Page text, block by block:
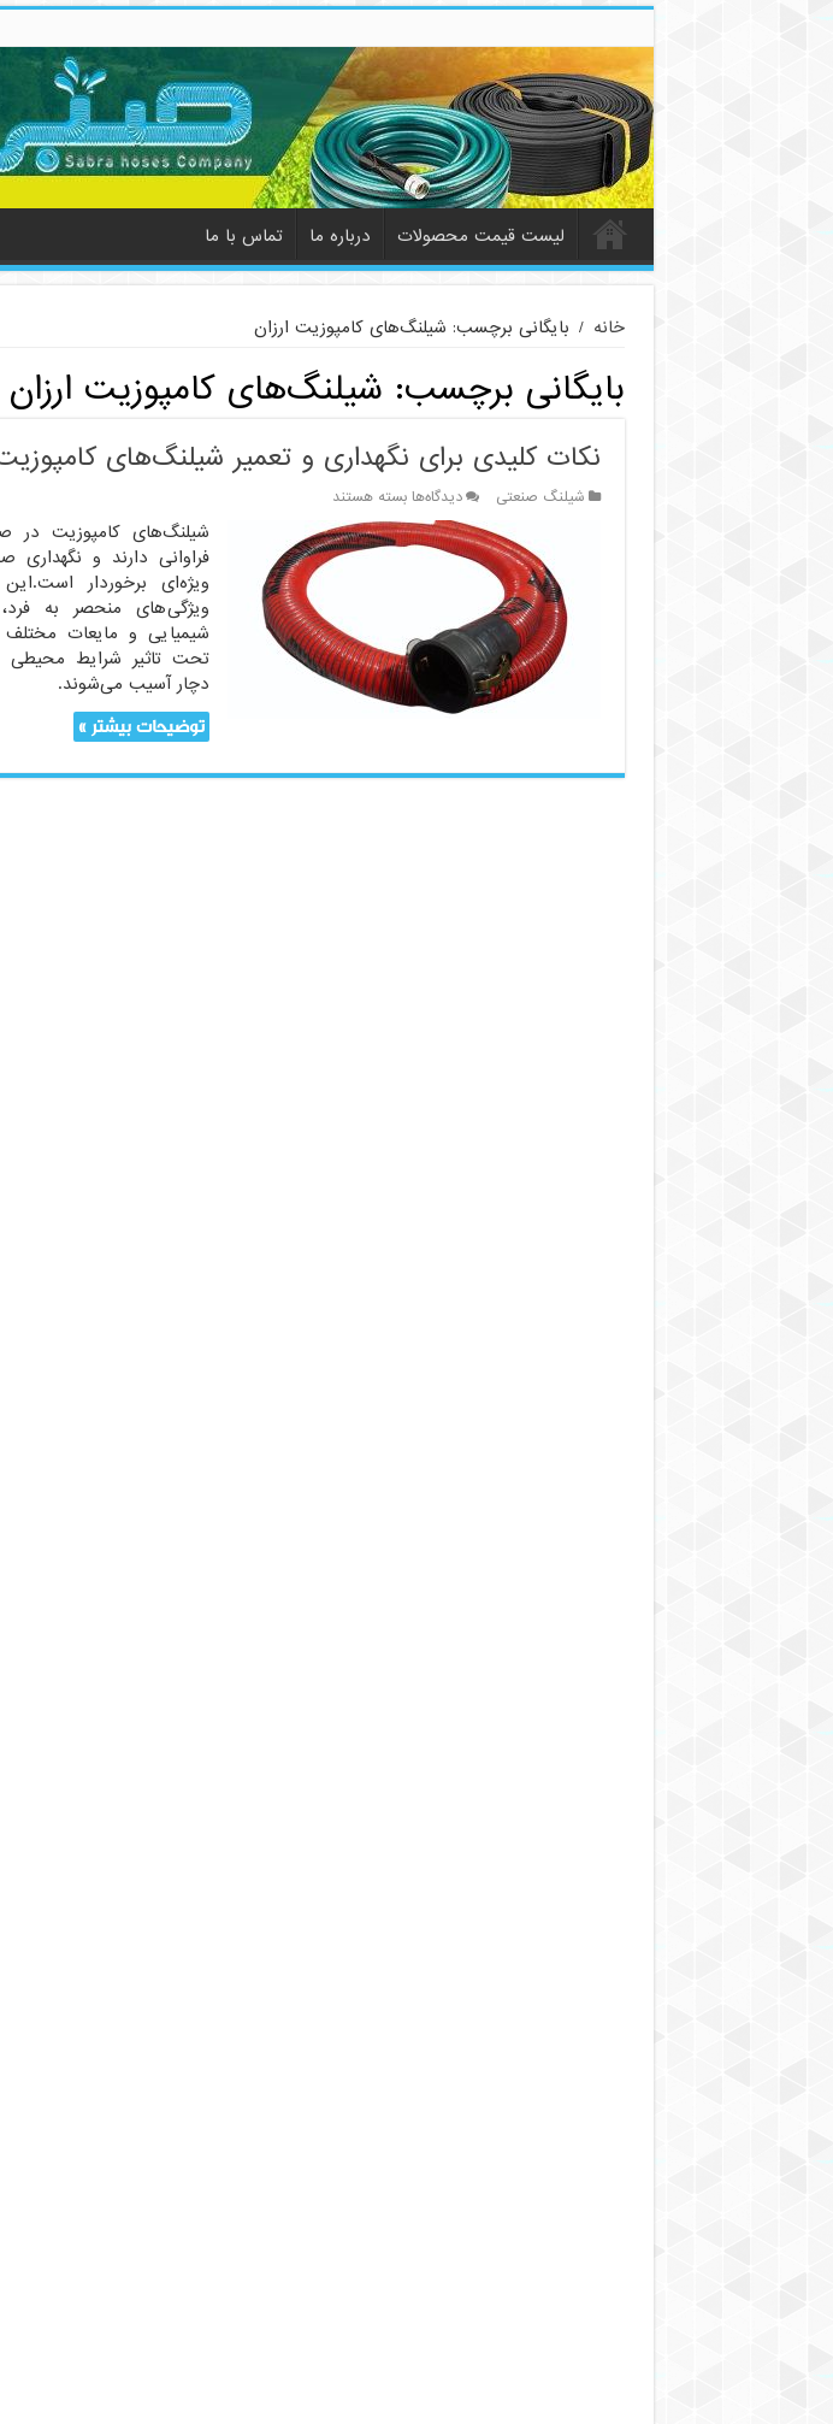
لیست قیمت محصولات درباره ما تماس با ما
خانه / بایگانی برچسب: شیلنگ‌های کامپوزیت ارزان
بایگانی برچسب: شیلنگ‌های کامپوزیت ارزان
نکات کلیدی برای نگهداری و تعمیر شیلنگ‌های
شیلنگ صنعتی دیدگاه‌هابرای
نکات
کلیدی
شیلنگ‌های
کامپوزیت
صنعتی
بسته هستند
شیلنگ‌های کامپوزیت در
فراوانی دارند و نگهداری
ویژه‌ای برخوردار
ویژگی‌های منحصر به
شیمیایی و مایعات مختلف
تحت تاثیر شرایط محیطی
دچار آسیب می‌شوند.
توضیحات بیشتر »